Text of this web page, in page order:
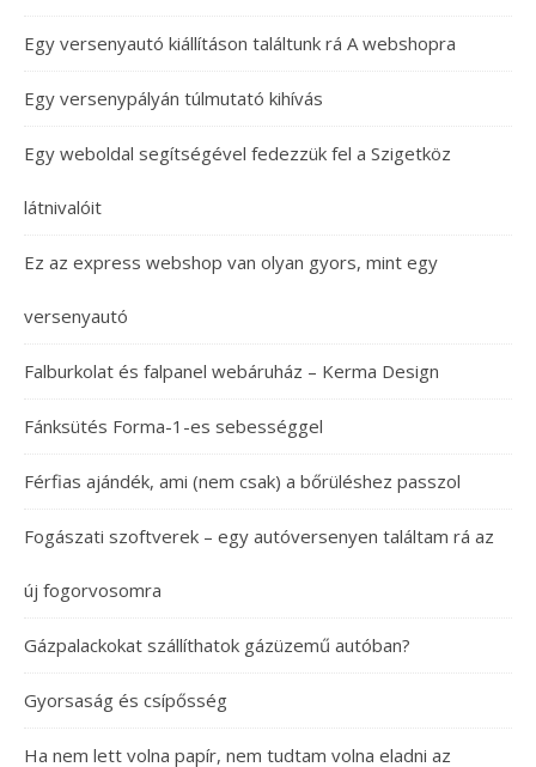
Egy versenyautó kiállításon találtunk rá A webshopra
Egy versenypályán túlmutató kihívás
Egy weboldal segítségével fedezzük fel a Szigetköz
látnivalóit
Ez az express webshop van olyan gyors, mint egy
versenyautó
Falburkolat és falpanel webáruház – Kerma Design
Fánksütés Forma-1-es sebességgel
Férfias ajándék, ami (nem csak) a bőrüléshez passzol
Fogászati szoftverek – egy autóversenyen találtam rá az
új fogorvosomra
Gázpalackokat szállíthatok gázüzemű autóban?
Gyorsaság és csípősség
Ha nem lett volna papír, nem tudtam volna eladni az